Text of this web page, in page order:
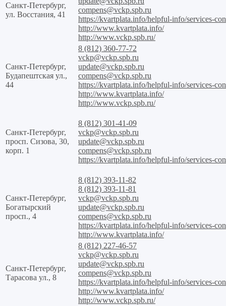
Санкт-Петербург,
ул. Восстания, 41
compens@vckp.spb.ru
https://kvartplata.info/helpful-info/services-
http://www.kvartplata.info/
http://www.vckp.spb.ru/
Санкт-Петербург,
Будапештская ул.,
44
8 (812) 360-77-72
vckp@vckp.spb.ru
update@vckp.spb.ru
compens@vckp.spb.ru
https://kvartplata.info/helpful-info/services-
http://www.kvartplata.info/
http://www.vckp.spb.ru/
Санкт-Петербург,
просп. Сизова, 30,
корп. 1
8 (812) 301-41-09
vckp@vckp.spb.ru
update@vckp.spb.ru
compens@vckp.spb.ru
https://kvartplata.info/helpful-info/services-
Санкт-Петербург,
Богатырский
просп., 4
8 (812) 393-11-82
8 (812) 393-11-81
vckp@vckp.spb.ru
update@vckp.spb.ru
compens@vckp.spb.ru
https://kvartplata.info/helpful-info/services-
http://www.kvartplata.info/
Санкт-Петербург,
Тарасова ул., 8
8 (812) 227-46-57
vckp@vckp.spb.ru
update@vckp.spb.ru
compens@vckp.spb.ru
https://kvartplata.info/helpful-info/services-
http://www.kvartplata.info/
http://www.vckp.spb.ru/